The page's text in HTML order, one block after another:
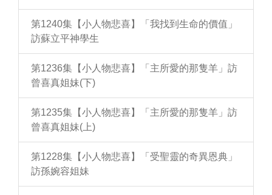
第1240集【小人物悲喜】「我找到生命的價值」
訪蘇立平神學生
第1236集【小人物悲喜】「主所愛的那隻羊」訪
曾喜真姐妹(下)
第1235集【小人物悲喜】「主所愛的那隻羊」訪
曾喜真姐妹(上)
第1228集【小人物悲喜】「受聖靈的奇異恩典」
訪孫婉容姐妹